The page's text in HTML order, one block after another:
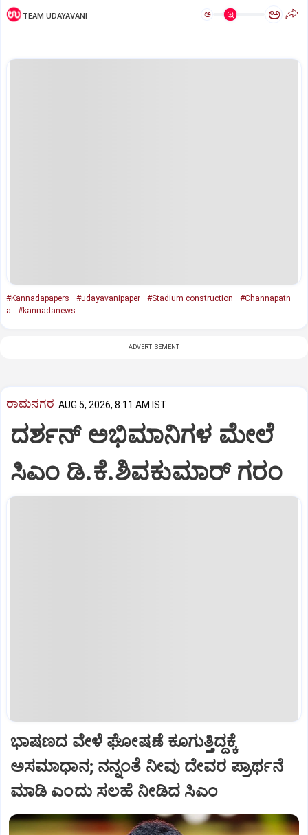
TEAM UDAYAVANI ಅ ಅ
#Kannadapapers #udayavanipaper #Stadium construction
#Channapatn
a
#kannadanews
ADVERTISEMENT
ರಾಮನಗರ AUG 5, 2026, 8:11 AM IST
ದರ್ಶನ್ ಅಭಿಮಾನಿಗಳ ಮೇಲೆ
ಸಿಎಂ ಡಿ.ಕೆ.ಶಿವಕುಮಾರ್ ಗರಂ
ಭಾಷಣದ ವೇಳೆ ಘೋಷಣೆ ಕೂಗುತ್ತಿದ್ದಕ್ಕೆ
ಅಸಮಾಧಾನ; ನನ್ನಂತೆ ನೀವು ದೇವರ ಪ್ರಾರ್ಥನೆ
ಮಾಡಿ ಎಂದು ಸಲಹೆ ನೀಡಿದ ಸಿಎಂ